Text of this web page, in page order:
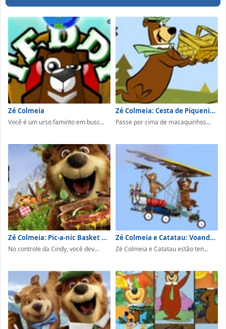
Zé Colmeia
Você é um urso faminto em busc...
Zé Colmeia: Cesta de Piquenique
Passe por cima de macaquinhos...
Zé Colmeia: Pic-a-nic Basket Catapult
No controle da Cindy, você dev...
Zé Colmeia e Catatau: Voando de Ultraleve
Zé Colmeia e Catatau estão ten...